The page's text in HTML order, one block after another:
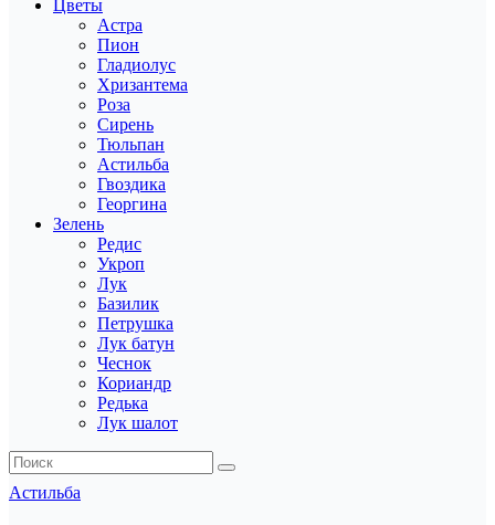
Цветы
Астра
Пион
Гладиолус
Хризантема
Роза
Сирень
Тюльпан
Астильба
Гвоздика
Георгина
Зелень
Редис
Укроп
Лук
Базилик
Петрушка
Лук батун
Чеснок
Кориандр
Редька
Лук шалот
Астильба